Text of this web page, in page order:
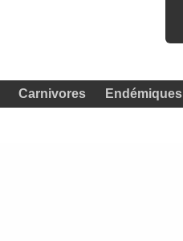
Carnivores Endémiques